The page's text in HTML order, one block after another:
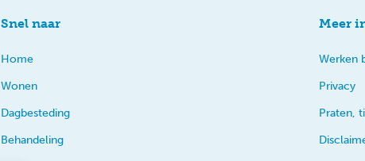
Snel naar
Home
Wonen
Dagbesteding
Behandeling
Meer
Werken
Privacy
Praten,